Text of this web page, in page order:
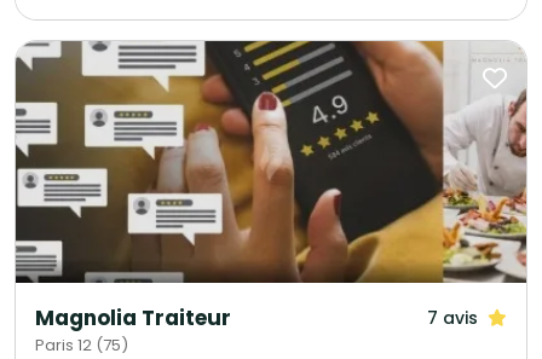
l’environnement.
Magnolia Traiteur 7 avis
Paris 12 (75)